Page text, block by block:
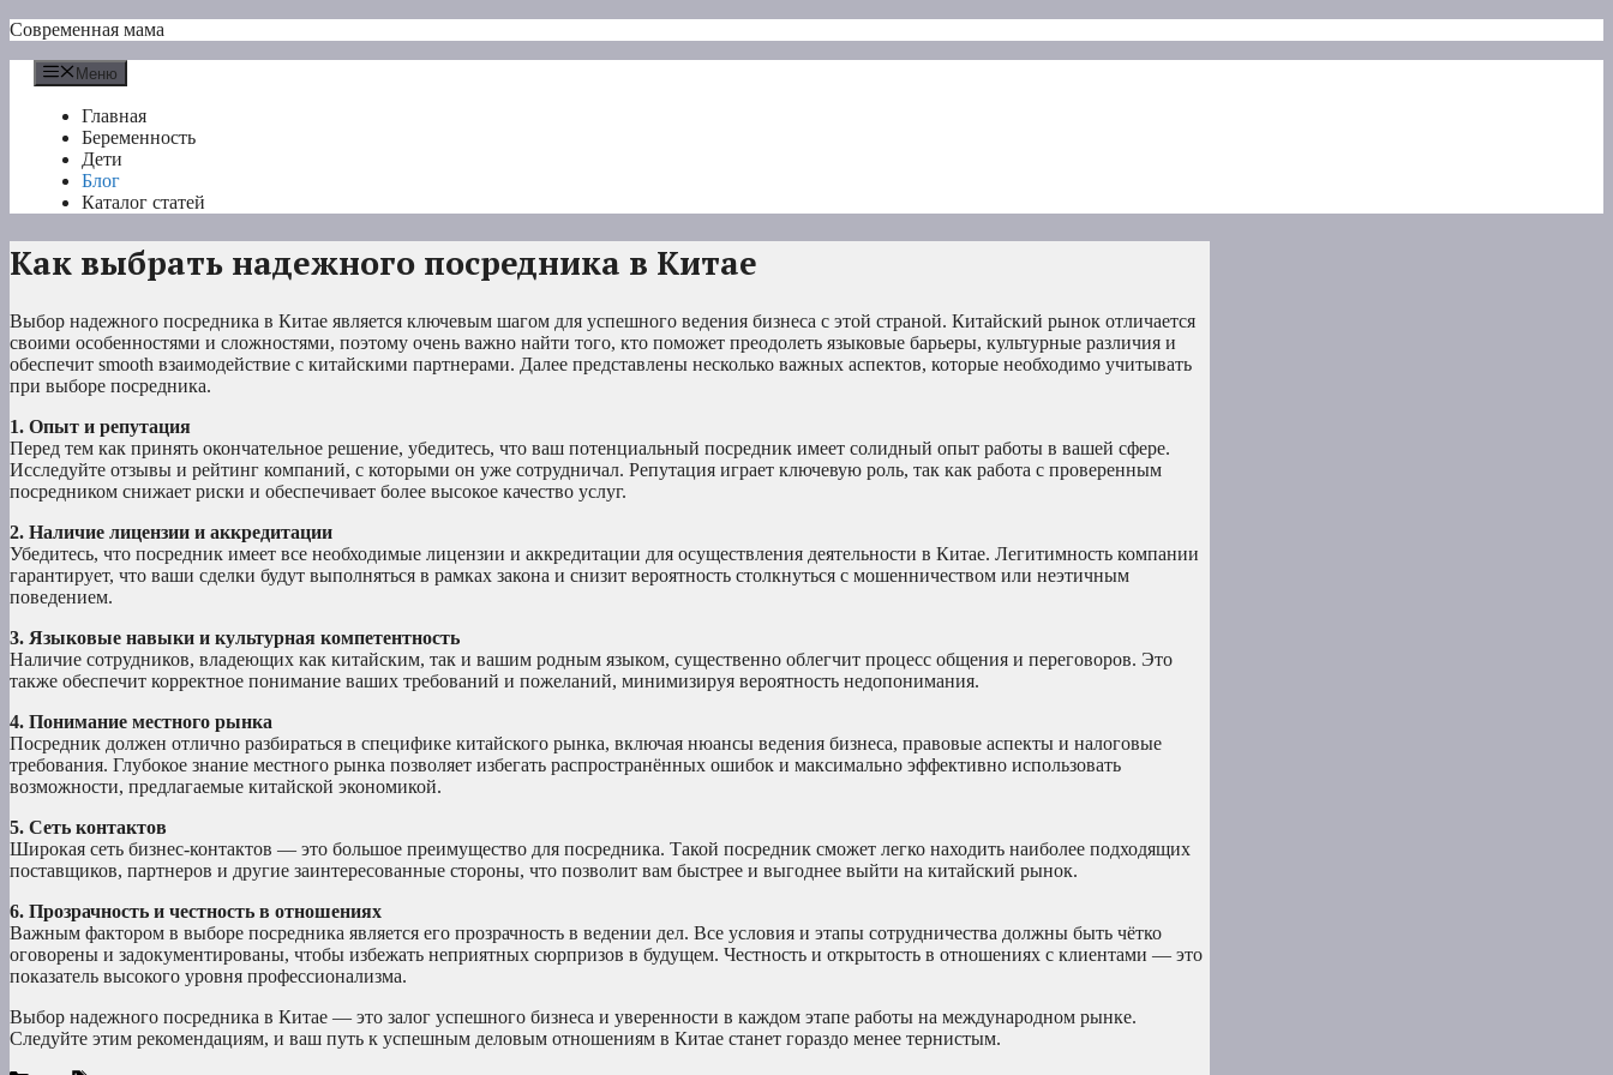
Перейти
содержимому
Современная мама
Меню
Главная
Беременность
Дети
Блог
Каталог статей
Как выбрать надежного посредника в Китае
Выбор надежного посредника в Китае является ключевым шагом для успешного ведения бизнеса с этой страной. Китайский рынок отличается
своими особенностями и сложностями, поэтому очень важно найти того, кто поможет преодолеть языковые барьеры, культурные различия и
обеспечит smooth взаимодействие с китайскими партнерами. Далее представлены несколько важных аспектов, которые необходимо учитывать
при выборе посредника.
1. Опыт и репутация
Перед тем как принять окончательное решение, убедитесь, что ваш потенциальный посредник имеет солидный опыт работы в вашей сфере.
Исследуйте отзывы и рейтинг компаний, с которыми он уже сотрудничал. Репутация играет ключевую роль, так как работа с проверенным
посредником снижает риски и обеспечивает более высокое качество услуг.
2. Наличие лицензии и аккредитации
Убедитесь, что посредник имеет все необходимые лицензии и аккредитации для осуществления деятельности в Китае. Легитимность компании
гарантирует, что ваши сделки будут выполняться в рамках закона и снизит вероятность столкнуться с мошенничеством или неэтичным
поведением.
3. Языковые навыки и культурная компетентность
Наличие сотрудников, владеющих как китайским, так и вашим родным языком, существенно облегчит процесс общения и переговоров. Это
также обеспечит корректное понимание ваших требований и пожеланий, минимизируя вероятность недопонимания.
4. Понимание местного рынка
Посредник должен отлично разбираться в специфике китайского рынка, включая нюансы ведения бизнеса, правовые аспекты и налоговые
требования. Глубокое знание местного рынка позволяет избегать распространённых ошибок и максимально эффективно использовать
возможности, предлагаемые китайской экономикой.
5. Сеть контактов
Широкая сеть бизнес-контактов — это большое преимущество для посредника. Такой посредник сможет легко находить наиболее подходящих
поставщиков, партнеров и другие заинтересованные стороны, что позволит вам быстрее и выгоднее выйти на китайский рынок.
6. Прозрачность и честность в отношениях
Важным фактором в выборе посредника является его прозрачность в ведении дел. Все условия и этапы сотрудничества должны быть чётко
оговорены и задокументированы, чтобы избежать неприятных сюрпризов в будущем. Честность и открытость в отношениях с клиентами — это
показатель высокого уровня профессионализма.
Выбор надежного посредника в Китае — это залог успешного бизнеса и уверенности в каждом этапе работы на международном рынке.
Следуйте этим рекомендациям, и ваш путь к успешным деловым отношениям в Китае станет гораздо менее тернистым.